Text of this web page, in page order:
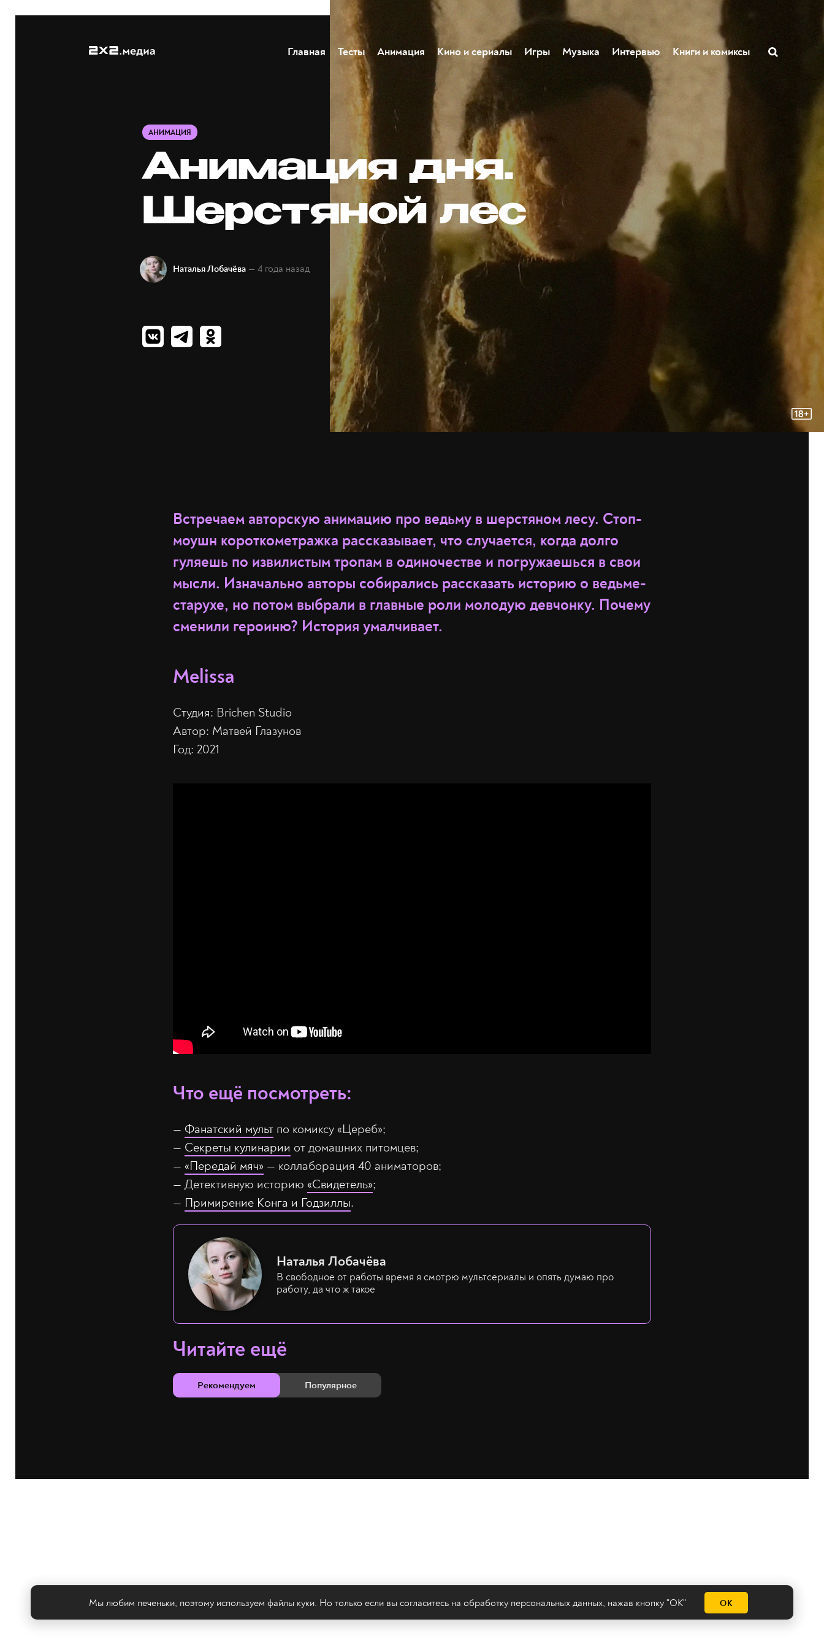
Главная Тесты Анимация Кино и сериалы Игры Музыка Интервью Книги и комиксы
АНИМАЦИЯ
Анимация дня.
Шерстяной лес
Наталья Лобачёва — 4 года назад
Встречаем авторскую анимацию про ведьму в шерстяном лесу. Стоп-
моушн короткометражка рассказывает, что случается, когда долго
гуляешь по извилистым тропам в одиночестве и погружаешься в свои
мысли. Изначально авторы собирались рассказать историю о ведьме-
старухе, но потом выбрали в главные роли молодую девчонку. Почему
сменили героиню? История умалчивает.
Melissa
Студия: Brichen Studio
Автор: Матвей Глазунов
Год: 2021
Что ещё посмотреть:
— Фанатский мульт по комиксу «Цереб»;
— Секреты кулинарии от домашних питомцев;
— «Передай мяч» — коллаборация 40 аниматоров;
— Детективную историю «Свидетель»;
— Примирение Конга и Годзиллы.
Наталья Лобачёва
В свободное от работы время я смотрю мультсериалы и опять думаю про
работу, да что ж такое
Читайте ещё
Рекомендуем Популярное
Мы любим печеньки, поэтому используем файлы куки. Но только если вы согласитесь на обработку персональных данных, нажав кнопку "ОК" ОК